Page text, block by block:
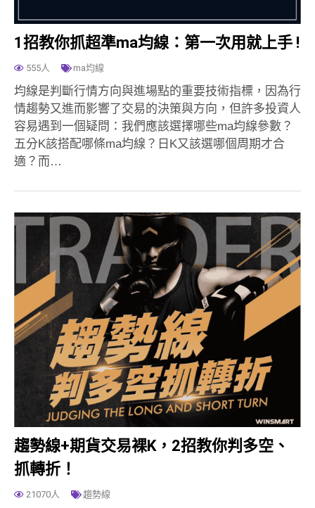
1招教你抓超準ma均線：第一次用就上手 !
555人 ma均線
均線是判斷行情方向與進場點的重要技術指標，因為行
情趨勢又進而影響了交易的決策與方向，但許多投資人
容易遇到一個疑問：我們應該選擇哪些ma均線參數？
五分K該搭配哪條ma均線？日K又該選哪個周期才合
適？而…
趨勢線+期貨交易裸K，2招教你判多空、
抓轉折！
21070人 趨勢線